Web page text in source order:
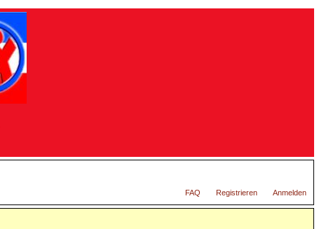
FAQ Registrieren Anmelden